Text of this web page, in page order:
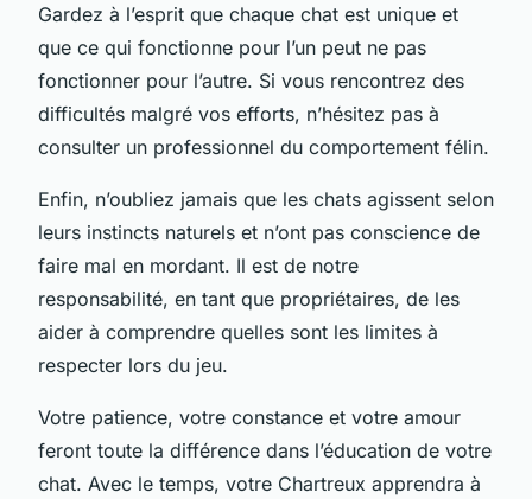
Gardez à l’esprit que chaque chat est unique et
que ce qui fonctionne pour l’un peut ne pas
fonctionner pour l’autre. Si vous rencontrez des
difficultés malgré vos efforts, n’hésitez pas à
consulter un professionnel du comportement félin.
Enfin, n’oubliez jamais que les chats agissent selon
leurs instincts naturels et n’ont pas conscience de
faire mal en mordant. Il est de notre
responsabilité, en tant que propriétaires, de les
aider à comprendre quelles sont les limites à
respecter lors du jeu.
Votre patience, votre constance et votre amour
feront toute la différence dans l’éducation de votre
chat. Avec le temps, votre Chartreux apprendra à